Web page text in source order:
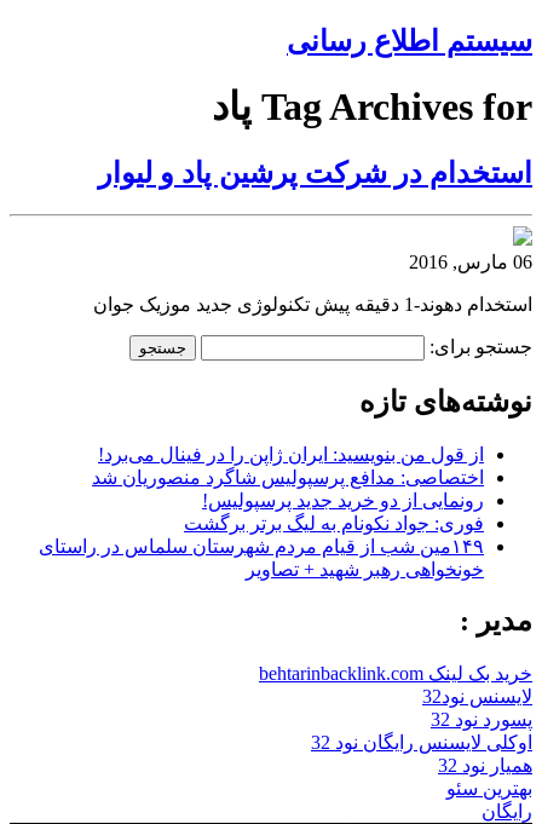
سیستم اطلاع رسانی
Tag Archives for پاد
استخدام در شرکت پرشین پاد و لیوار
06 مارس, 2016
استخدام دهوند-1 دقیقه پیش تکنولوژی جدید موزیک جوان
جستجو برای:
نوشته‌های تازه
از قول من بنویسید: ایران ژاپن را در فینال می‌برد!
اختصاصی: مدافع پرسپولیس شاگرد منصوریان شد
رونمایی از دو خرید جدید پرسپولیس!
فوری: جواد نکونام به لیگ برتر برگشت
۱۴۹مین شب از قیام مردم شهرستان سلماس در راستای
خونخواهی رهبر شهید + تصاویر
مدیر :
خرید بک لینک behtarinbacklink.com
لایسنس نود32
پسورد نود 32
اوکلی لایسنس رایگان نود 32
همیار نود 32
بهترین سئو
رایگان